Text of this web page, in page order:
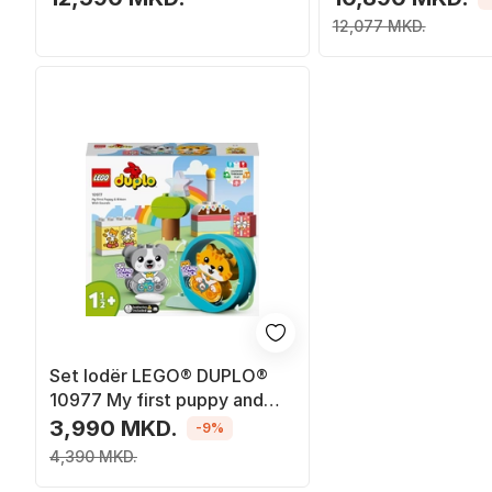
12,077 MKD.
Set lodër LEGO® DUPLO®
10977 My first puppy and
kitten making sounds, 22
pjesë
3,990 MKD.
4,390 MKD.
-9%